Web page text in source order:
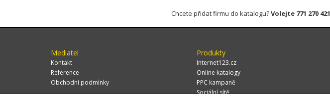
Chcete přidat firmu do katalogu?Volejte 771 270 421
Mediatel
Kontakt
Reference
Obchodní podmínky
Produkty
Internet123.cz
Online katalogy
PPC kampaně
Sociální sítě